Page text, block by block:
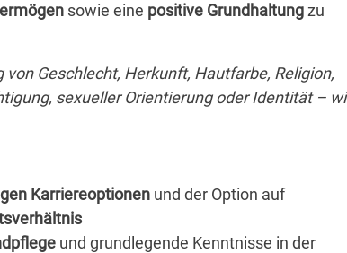
sowie eine positive Grundhaltungzu
Geschlecht, Herkunft, Hautfarbe, Religion,
sexueller Orientierung oder Identität –
Karriereoptionen und der Option auf
und grundlegende Kenntnisse in der